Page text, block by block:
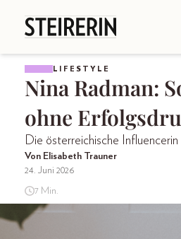
LIFESTYLE
Nina Radman:
ohne
Die österreichische
Von Elisabeth Trauner
24. Juni 2026
7 Min.